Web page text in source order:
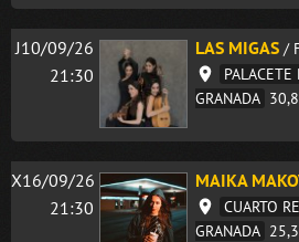
J10/09/26
21:30
LAS MIGAS /
PALACETE
GRANADA
X16/09/26
21:30
MAIKA
CUARTO
GRANADA